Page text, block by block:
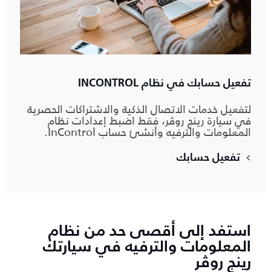
تفعيل حسابك في نظام INCONTROL
لتفعيل خدمات الاتصال الذكية والاشتراكات الحصرية
في سيارة رينج روڤر، فقط اضبط إعدادات نظام
المعلومات والترفيه وأنشئ حساب InControl.
تفعيل حسابك
استفد إلى أقصى حد من نظام
المعلومات والترفيه في سيارتك
رينج روڤر